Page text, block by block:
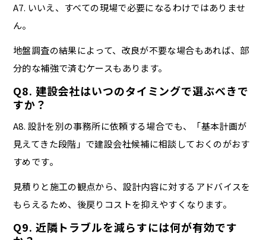
A7. いいえ、すべての現場で必要になるわけではありませ
ん。
地盤調査の結果によって、改良が不要な場合もあれば、部
分的な補強で済むケースもあります。
Q8. 建設会社はいつのタイミングで選ぶべきで
すか？
A8. 設計を別の事務所に依頼する場合でも、「基本計画が
見えてきた段階」で建設会社候補に相談しておくのがおす
すめです。
見積りと施工の観点から、設計内容に対するアドバイスを
もらえるため、後戻りコストを抑えやすくなります。
Q9. 近隣トラブルを減らすには何が有効です